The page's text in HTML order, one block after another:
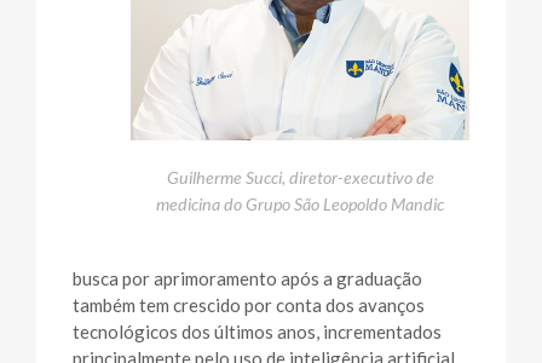
Guilherme Succi, diretor-executivo de
medicina do Grupo São Leopoldo Mandic
busca por aprimoramento após a graduação
também tem crescido por conta dos avanços
tecnológicos dos últimos anos, incrementados
principalmente pelo uso de inteligência artificial